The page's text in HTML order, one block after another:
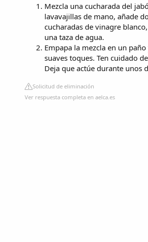
Mezcla una cucharada del
lavavajillas de mano, añade
cucharadas de vinagre
una taza de agua.
Empapa la mezcla en un
suaves toques. Ten cuidado
Deja que actúe durante unos
Solicitud de eliminación
Ver respuesta completa en aelca.es